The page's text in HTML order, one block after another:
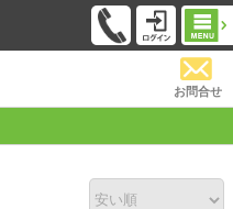
お問合せ